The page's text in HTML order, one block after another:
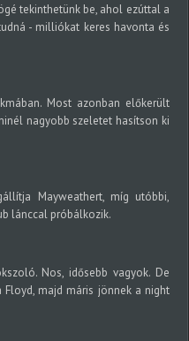
tekinthetünk be, ahol ezúttal a
- milliókat keres havonta és
Most azonban előkerült
nagyobb szeletet hasítson ki
Mayweathert, míg utóbbi,
lánccal próbálkozik.
Nos, idősebb vagyok. De
majd máris jönnek a night